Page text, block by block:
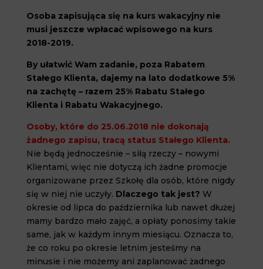
Osoba zapisująca się na kurs wakacyjny nie
musi jeszcze wpłacać wpisowego na kurs
2018-2019.
By ułatwić Wam zadanie, poza Rabatem
Stałego Klienta, dajemy na lato dodatkowe 5%
na zachętę – razem 25% Rabatu Stałego
Klienta i Rabatu Wakacyjnego.
Osoby, które do 25.06.2018 nie dokonają
żadnego zapisu, tracą status Stałego Klienta.
Nie będą jednocześnie – siłą rzeczy – nowymi
Klientami, więc nie dotyczą ich żadne promocje
organizowane przez Szkołę dla osób, które nigdy
się w niej nie uczyły. Dlaczego tak jest? W
okresie od lipca do października lub nawet dłużej
mamy bardzo mało zajęć, a opłaty ponosimy takie
same, jak w każdym innym miesiącu. Oznacza to,
że co roku po okresie letnim jesteśmy na
minusie i nie możemy ani zaplanować żadnego